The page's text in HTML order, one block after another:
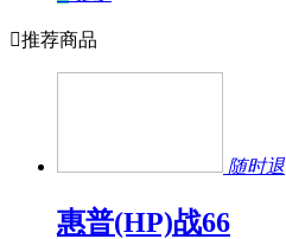
推荐商品
随时退
惠普(HP)战66